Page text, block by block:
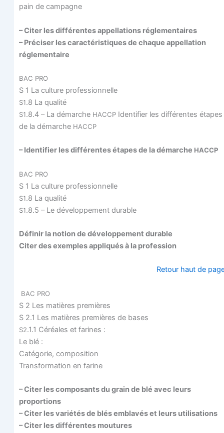
pain de campagne
– Citer les dif­fé­rentes appel­la­tions réglementaires
– Pré­ci­ser les carac­té­ris­tiques de chaque appel­la­tion
réglementaire
BAC PRO
S 1 La culture professionnelle
S1.8 La qualité
S1.8.4 – La démarche HACCPIden­ti­fier les dif­fé­rentes étapes
de la démarche HACCP
– Iden­ti­fier les dif­fé­rentes étapes de la démarche HACCP
BAC PRO
S 1 La culture professionnelle
S1.8 La qualité
S1.8.5 – Le déve­lop­pe­ment durable
Défi­nir la notion de déve­lop­pe­ment durable
Citer des exemples appli­qués à la profession
Retour haut de
BAC PRO
S 2 Les matières premières
S 2.1 Les matières pre­mières de bases
S2.1.1 Céréales et farines :
Le blé :
Caté­go­rie, composition
Trans­for­ma­tion en farine
– Citer les com­po­sants du grain de blé avec leurs
proportions
– Citer les varié­tés de blés embla­vés et leurs utilisations
– Citer les dif­fé­rentes moutures